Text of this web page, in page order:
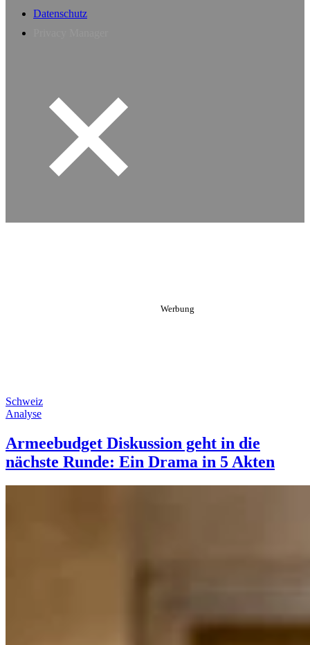
Datenschutz
Schweiz
Analyse
Armeebudget Diskussion geht in die
nächste Runde: Ein Drama in 5 Akten